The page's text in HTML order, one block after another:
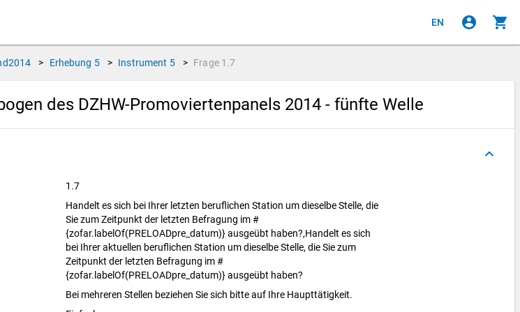
EN account_circle shopping_cart
> Erhebung 5 > Instrument 5 > Frage 1.7
des DZHW-Promoviertenpanels 2014 - fünfte Welle
keyboard_arrow_up
1.7
Handelt es sich bei Ihrer letzten beruflichen Station um dieselbe Stelle, die
Sie zum Zeitpunkt der letzten Befragung im #
{zofar.labelOf(PRELOADpre_datum)} ausgeübt haben?,Handelt es sich
bei Ihrer aktuellen beruflichen Station um dieselbe Stelle, die Sie zum
Zeitpunkt der letzten Befragung im #
{zofar.labelOf(PRELOADpre_datum)} ausgeübt haben?
Bei mehreren Stellen beziehen Sie sich bitte auf Ihre Haupttätigkeit.